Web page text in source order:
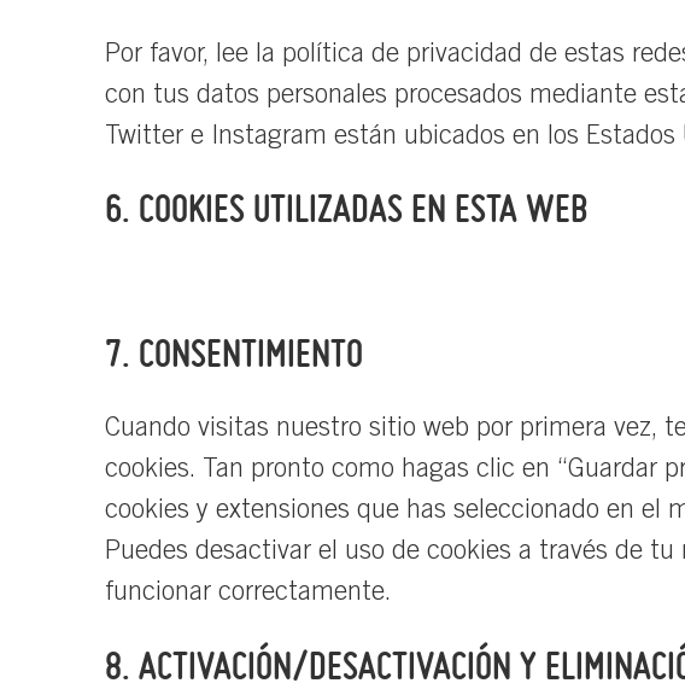
Por favor, lee la política de privacidad de estas
con tus datos personales procesados mediante
Twitter e Instagram están ubicados en los Estados
6. COOKIES UTILIZADAS EN ESTA WEB
7. CONSENTIMIENTO
Cuando visitas nuestro sitio web por primera vez,
cookies. Tan pronto como hagas clic en “Guardar
cookies y extensiones que has seleccionado en el
Puedes desactivar el uso de cookies a través de
funcionar correctamente.
8. ACTIVACIÓN/DESACTIVACIÓN Y